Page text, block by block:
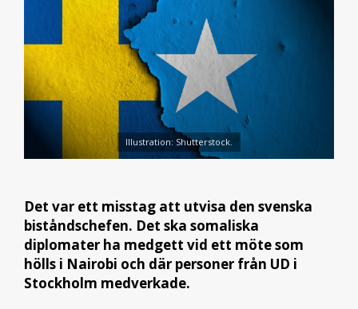
Illustration: Shutterstock.
Det var ett misstag att utvisa den svenska
biståndschefen. Det ska somaliska
diplomater ha medgett vid ett möte som
hölls i Nairobi och där personer från UD i
Stockholm medverkade.